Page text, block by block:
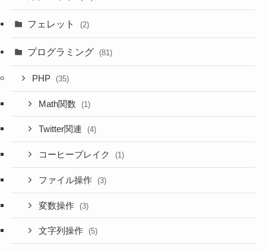
フェレット (2)
プログラミング (81)
PHP (35)
Math関数 (1)
Twitter関連 (4)
コーヒーブレイク (1)
ファイル操作 (3)
変数操作 (3)
文字列操作 (5)